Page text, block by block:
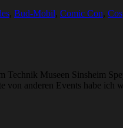
, Bud-Mobil, Comic Con,
Museen Sinsheim
von anderen Events habe